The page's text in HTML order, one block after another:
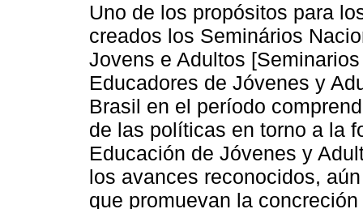
Uno de los propósitos para
creados los Seminários
Jovens e Adultos
Educadores de Jóvenes y
Brasil en el período
de las políticas en torno a la
Educación de Jóvenes y
los avances reconocidos,
que promuevan la